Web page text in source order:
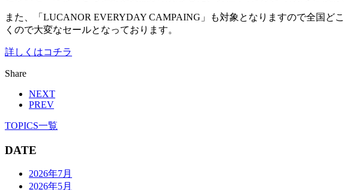
また、「LUCANOR EVERYDAY CAMPAING」も対象となりますので全国ど
くので大変なセールとなっております。
詳しくはコチラ
Share
NEXT
PREV
TOPICS一覧
DATE
2026年7月
2026年5月